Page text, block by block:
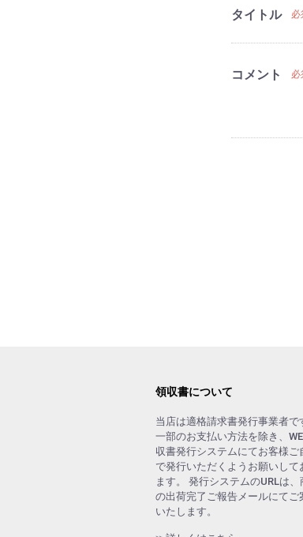
タイトル 必
コメント 必
領収書について
当店は適格請求書発行事業者で
一部のお支払い方法を除き、
収書発行システムにてお客様ご
で発行いただくようお願いして
ます。 発行システムのURLは、
の出荷完了ご報告メールにてご
いたします。